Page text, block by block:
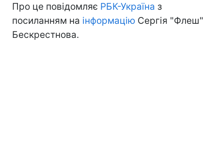
Про це повідомляє РБК-Україна з
посиланням на інформацію Сергія "Флеш"
Бескрестнова.